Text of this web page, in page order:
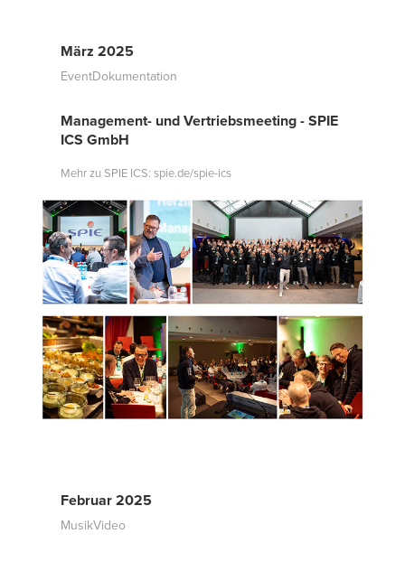
März 2025
EventDokumentation
Management- und Vertriebsmeeting - SPIE
ICS GmbH
Mehr zu SPIE ICS: spie.de/spie-ics
Februar 2025
MusikVideo